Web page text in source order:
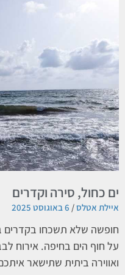
ים כחול, סירה וקדרים
איילת אטלס
חופשה שלא תשכחו בקדרים
על חוף הים בחיפה. אירוח
ואווירה ביתית שתישאר